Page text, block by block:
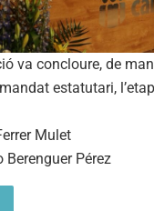
va concloure, de
estatutari,
Mulet
Berenguer Pérez